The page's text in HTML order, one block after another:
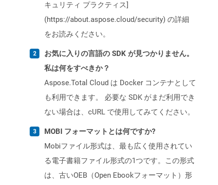
キュリティ プラクティス]
(https://about.aspose.cloud/security) の詳細
をお読みください。
お気に入りの言語の SDK が見つかりません。
私は何をすべきか？
Aspose.Total Cloud は Docker コンテナとして
も利用できます。 必要な SDK がまだ利用でき
ない場合は、cURL で使用してみてください。
MOBI フォーマットとは何ですか?
Mobiファイル形式は、最も広く使用されてい
る電子書籍ファイル形式の1つです。この形式
は、古いOEB（Open Ebookフォーマット）形